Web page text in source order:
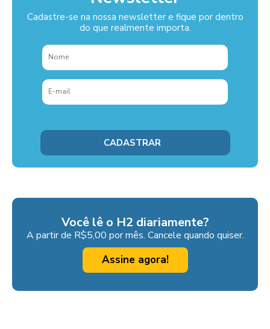
Cadastre-se na nossa newsletter e fique por dentro
do que realmente importa.
Você lê o H2 diariamente?
A partir de R$5,00 por mês. Cancele quando quiser.
Assine agora!